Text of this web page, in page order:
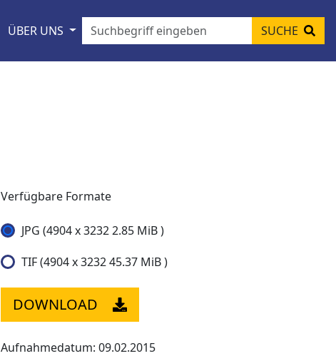
ÜBER UNS SUCHE
Verfügbare Formate
JPG (4904 x 3232 2.85 MiB )
TIF (4904 x 3232 45.37 MiB )
DOWNLOAD
Aufnahmedatum: 09.02.2015